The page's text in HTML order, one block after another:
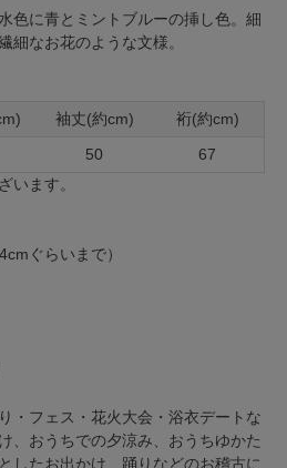
色に青とミントブルーの挿し色。細
細なお花のような文様。
袖丈(約cm)
裄(約cm)
50
67
います。
ぐらいまで）
・フェス・花火大会・浴衣デートな
、おうちでの夕涼み、おうちゆかた
したお出かけ、踊りなどのお稽古に